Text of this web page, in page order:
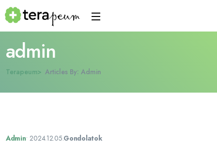
admin
Terapeum Articles By: Admin
Admin• 2024.12.05.Gondolatok